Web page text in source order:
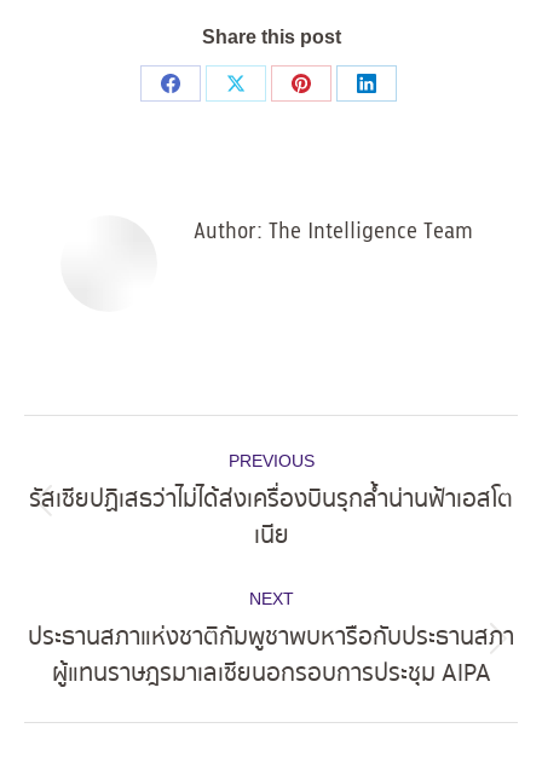
Share this post
Share
Share
Share
Share
Author: The Intelligence Team
navigation
PREVIOUS
Previous
post:
รัสเซียปฏิเสธว่าไม่ได้ส่งเครื่องบินรุกล้ำน่านฟ้าเอสโต
เนีย
NEXT
post:
ประธานสภาแห่งชาติกัมพูชาพบหารือกับประธานสภา
ผู้แทนราษฎรมาเลเซียนอกรอบการประชุม AIPA